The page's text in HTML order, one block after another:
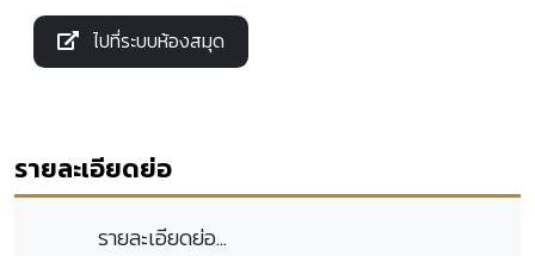
ไปที่ระบบห้องสมุด
รายละเอียดย่อ
รายละเอียดย่อ...